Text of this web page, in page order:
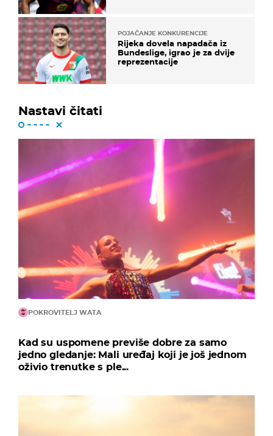
POJAČANJE KONKURENCIJE
Rijeka dovela napadača iz
Bundeslige, igrao je za dvije
reprezentacije
Nastavi čitati
POKROVITELJ WATA
Kad su uspomene previše dobre za samo
jedno gledanje: Mali uređaj koji je još jednom
oživio trenutke s ple...